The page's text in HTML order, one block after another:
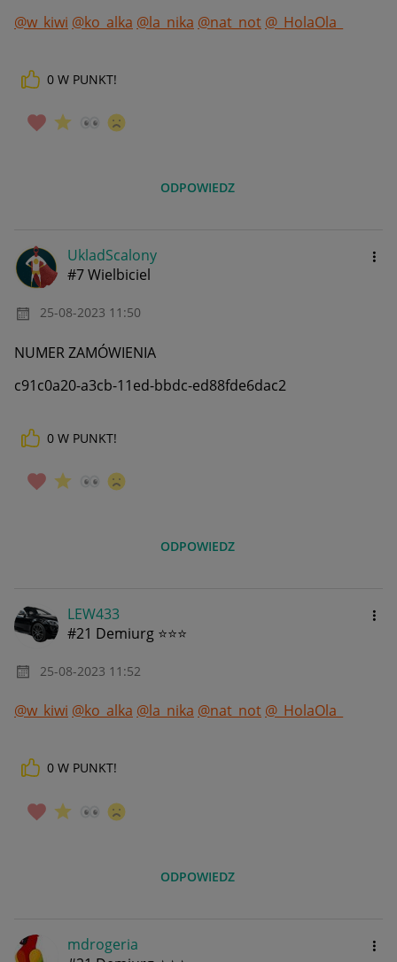
@w_kiwi @ko_alka @la_nika @nat_not @_HolaOla_
0 W PUNKT!
ODPOWIEDZ
UkladScalony
#7 Wielbiciel
‎25-08-2023 11:50
NUMER ZAMÓWIENIA
c91c0a20-a3cb-11ed-bbdc-ed88fde6dac2
0 W PUNKT!
ODPOWIEDZ
LEW433
#21 Demiurg ⭐⭐⭐
‎25-08-2023 11:52
@w_kiwi @ko_alka @la_nika @nat_not @_HolaOla_
0 W PUNKT!
ODPOWIEDZ
mdrogeria